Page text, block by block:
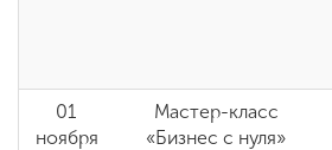
01
ноября
Мастер-класс
«Бизнес с нуля»